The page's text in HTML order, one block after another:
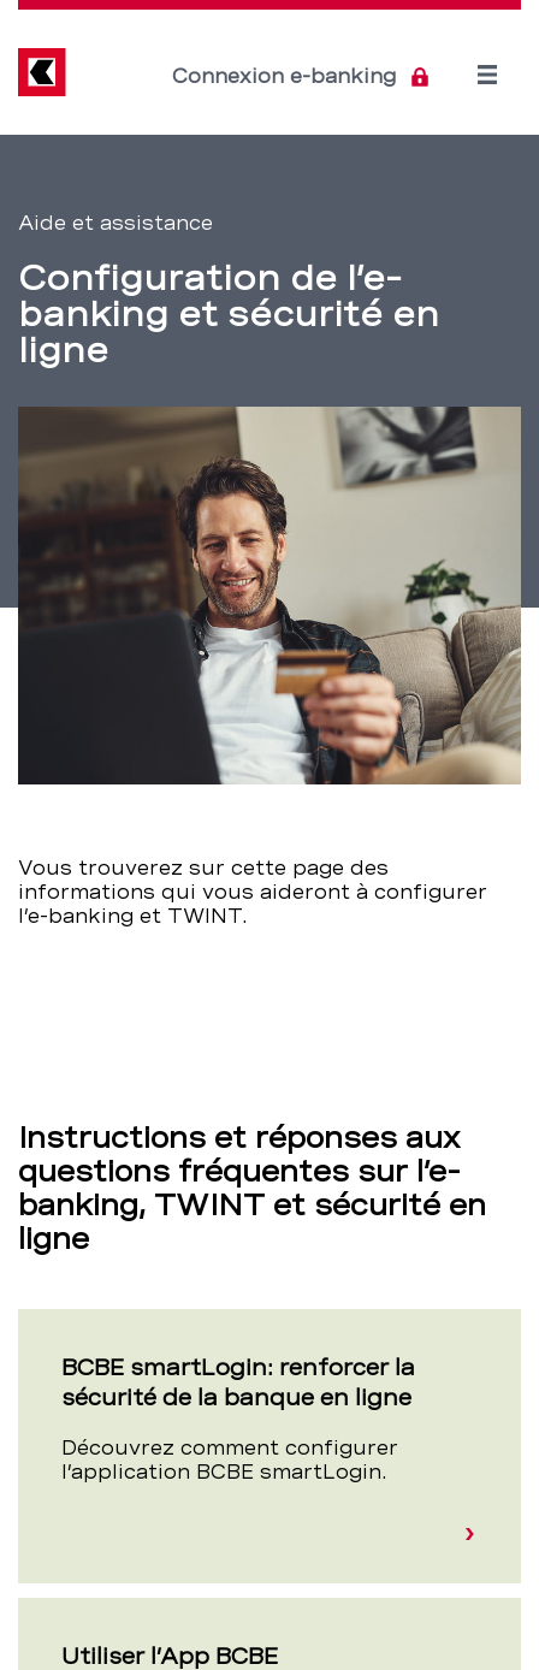
et
assistance:
e-
banking
–
BCBE
Direkt
Inhalt
Connexion e-banking
Open
navigation
de
service
Aide et assistance
Configuration de l’e-
banking et sécurité en
ligne
Vous trouverez sur cette page des
informations qui vous aideront à configurer
l’e-banking et TWINT.
Instructions et réponses aux
questions fréquentes sur l’e-
banking, TWINT et sécurité en
ligne
BCBE smartLogin: renforcer la
sécurité de la banque en ligne
Découvrez comment configurer
l’application BCBE smartLogin.
Utiliser l’App BCBE